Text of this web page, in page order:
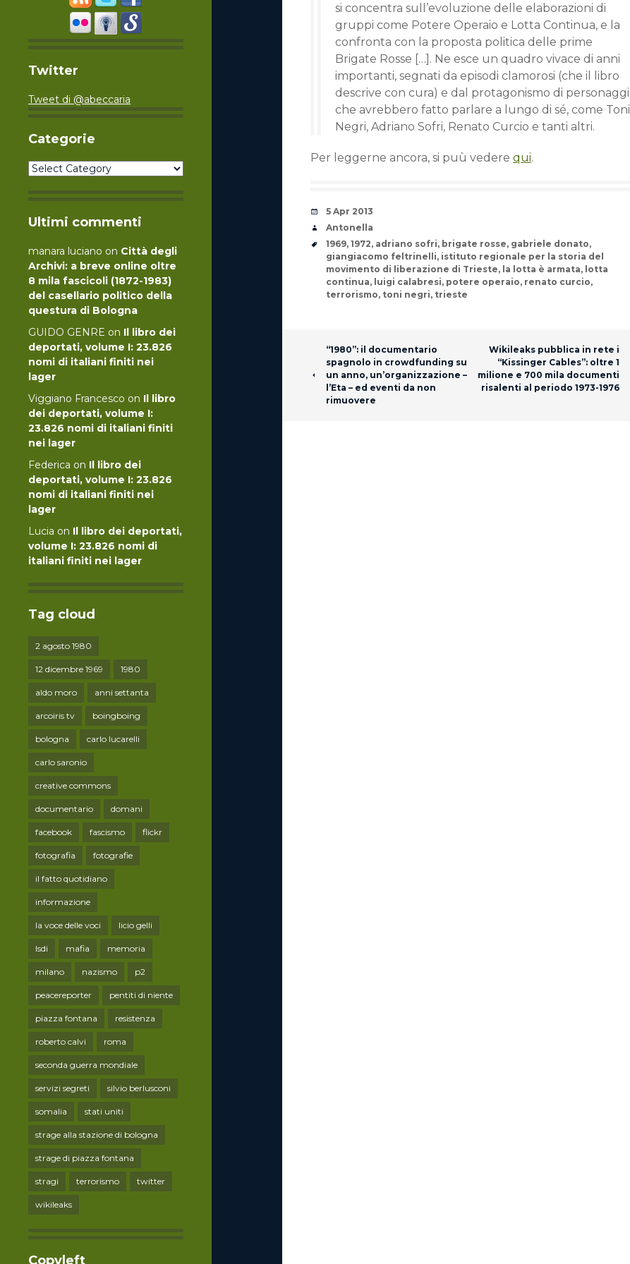
Twitter
Tweet di @abeccaria
Categorie
Categorie
Ultimi commenti
manara luciano on Città degli
Archivi: a breve online oltre
8 mila fascicoli (1872-1983)
del casellario politico della
questura di Bologna
GUIDO GENRE on Il libro dei
deportati, volume I: 23.826
nomi di italiani finiti nei
lager
Viggiano Francesco on Il libro
dei deportati, volume I:
23.826 nomi di italiani finiti
nei lager
Federica on Il libro dei
deportati, volume I: 23.826
nomi di italiani finiti nei
lager
Lucia on Il libro dei deportati,
volume I: 23.826 nomi di
italiani finiti nei lager
Tag cloud
2 agosto 1980
12 dicembre 1969 1980
aldo moro anni settanta
arcoiris tv boingboing
bologna carlo lucarelli
carlo saronio
creative commons
documentario domani
facebook fascismo flickr
fotografia fotografie
il fatto quotidiano
informazione
la voce delle voci licio gelli
lsdi mafia memoria
milano nazismo p2
peacereporter pentiti di niente
piazza fontana resistenza
roberto calvi roma
seconda guerra mondiale
servizi segreti silvio berlusconi
somalia stati uniti
strage alla stazione di bologna
strage di piazza fontana
stragi terrorismo twitter
wikileaks
Copyleft
si concentra sull’evoluzione delle elaborazioni di
gruppi come Potere Operaio e Lotta Continua, e la
confronta con la proposta politica delle prime
Brigate Rosse […]. Ne esce un quadro vivace di anni
importanti, segnati da episodi clamorosi (che il libro
descrive con cura) e dal protagonismo di personaggi
che avrebbero fatto parlare a lungo di sé, come Toni
Negri, Adriano Sofri, Renato Curcio e tanti altri.
Per leggerne ancora, si puù vedere qui.
Date
5 Apr 2013
Author
Antonella
Tags
1969, 1972, adriano sofri, brigate rosse, gabriele donato,
giangiacomo feltrinelli, istituto regionale per la storia del
movimento di liberazione di Trieste, la lotta è armata, lotta
continua, luigi calabresi, potere operaio, renato curcio,
terrorismo, toni negri, trieste
Post navigation
“1980”: il documentario
spagnolo in crowdfunding su
un anno, un’organizzazione –
l’Eta – ed eventi da non
rimuovere
Wikileaks pubblica in rete i
“Kissinger Cables”: oltre 1
milione e 700 mila documenti
risalenti al periodo 1973-1976